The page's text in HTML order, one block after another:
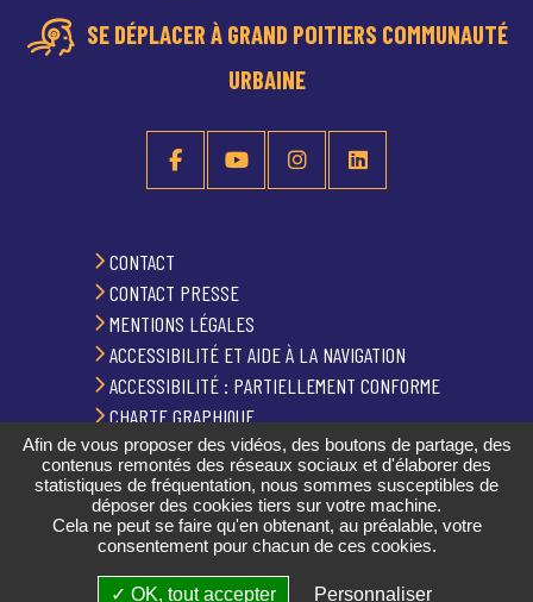
SE DÉPLACER À GRAND POITIERS COMMUNAUTÉ
URBAINE
CONTACT
CONTACT PRESSE
MENTIONS LÉGALES
ACCESSIBILITÉ ET AIDE À LA NAVIGATION
ACCESSIBILITÉ : PARTIELLEMENT CONFORME
CHARTE GRAPHIQUE
PLAN DU SITE
GESTION DES COOKIES
PUBLICATIONS
Afin de vous proposer des vidéos, des boutons de partage, des
contenus remontés des réseaux sociaux et d'élaborer des
statistiques de fréquentation, nous sommes susceptibles de
déposer des cookies tiers sur votre machine.
Cela ne peut se faire qu'en obtenant, au préalable, votre
consentement pour chacun de ces cookies.
✓ OK, tout accepter Personnaliser